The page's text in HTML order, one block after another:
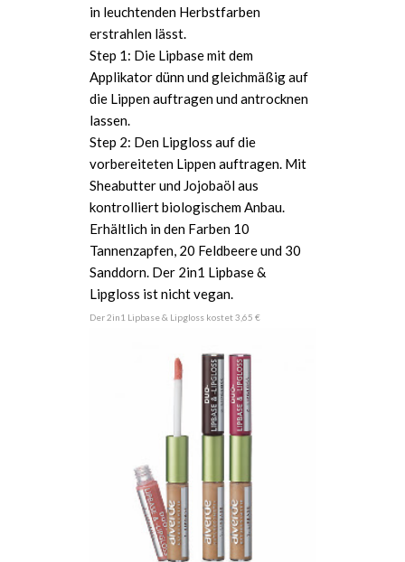
in leuchtenden Herbstfarben
erstrahlen lässt.
Step 1: Die Lipbase mit dem
Applikator dünn und gleichmäßig auf
die Lippen auftragen und antrocknen
lassen.
Step 2: Den Lipgloss auf die
vorbereiteten Lippen auftragen. Mit
Sheabutter und Jojobaöl aus
kontrolliert biologischem Anbau.
Erhältlich in den Farben 10
Tannenzapfen, 20 Feldbeere und 30
Sanddorn. Der 2in1 Lipbase &
Lipgloss ist nicht vegan.
Der 2in1 Lipbase & Lipgloss kostet 3,65 €